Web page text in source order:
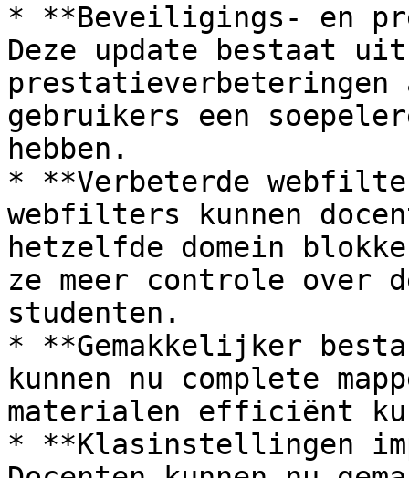
* **Beveiligings- en
Deze update bestaat
prestatieverbeteringen
gebruikers een
hebben.
* **Verbeterde
webfilters kunnen
hetzelfde domein
ze meer controle over
studenten.
* **Gemakkelijker
kunnen nu complete
materialen efficiënt
* **Klasinstellingen